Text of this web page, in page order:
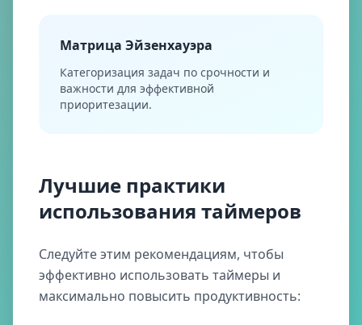
Матрица Эйзенхауэра
Категоризация задач по срочности и
важности для эффективной
приоритезации.
Лучшие практики
использования таймеров
Следуйте этим рекомендациям, чтобы
эффективно использовать таймеры и
максимально повысить продуктивность: